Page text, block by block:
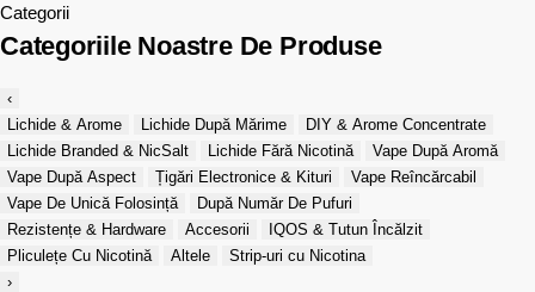
Categorii
Categoriile Noastre De Produse
‹
Lichide & Arome
Lichide După Mărime
DIY & Arome Concentrate
Lichide Branded & NicSalt
Lichide Fără Nicotină
Vape După Aromă
Vape După Aspect
Țigări Electronice & Kituri
Vape Reîncărcabil
Vape De Unică Folosință
După Număr De Pufuri
Rezistențe & Hardware
Accesorii
IQOS & Tutun Încălzit
Pliculețe Cu Nicotină
Altele
Strip-uri cu Nicotina
›